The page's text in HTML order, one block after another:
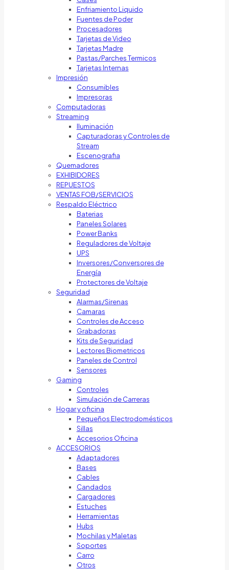
Enfriamiento Liquido
Fuentes de Poder
Procesadores
Tarjetas de Video
Tarjetas Madre
Pastas/Parches Termicos
Tarjetas Internas
Impresión
Consumibles
Impresoras
Computadoras
Streaming
Iluminación
Capturadoras y Controles de
Stream
Escenografia
Quemadores
EXHIBIDORES
REPUESTOS
VENTAS FOB/SERVICIOS
Respaldo Eléctrico
Baterias
Paneles Solares
Power Banks
Reguladores de Voltaje
UPS
Inversores/Conversores de
Energía
Protectores de Voltaje
Seguridad
Alarmas/Sirenas
Camaras
Controles de Acceso
Grabadoras
Kits de Seguridad
Lectores Biometricos
Paneles de Control
Sensores
Gaming
Controles
Simulación de Carreras
Hogar y oficina
Pequeños Electrodomésticos
Sillas
Accesorios Oficina
ACCESORIOS
Adaptadores
Bases
Cables
Candados
Cargadores
Estuches
Herramientas
Hubs
Mochilas y Maletas
Soportes
Carro
Otros